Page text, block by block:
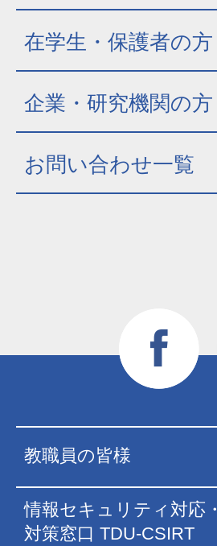
在学生・保護者の方
企業・研究機関の方
お問い合わせ一覧
教職員の皆様
情報セキュリティ対応・
対策窓口 TDU-CSIRT